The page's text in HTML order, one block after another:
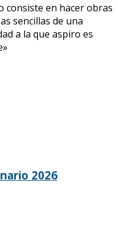
consiste en hacer obras
sencillas de una
a la que aspiro es
2026